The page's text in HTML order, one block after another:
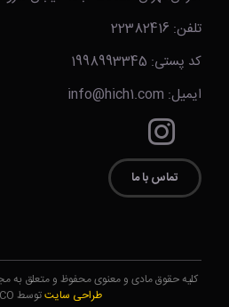
تلفن: 22382416
کد پستی: 1998993345
ایمیل: info@hich1.com
تماس با ما
کلیه حقوق مادی و معنوی محفوظ و متعلق
طراحی سایتتوسط SEYVANCO